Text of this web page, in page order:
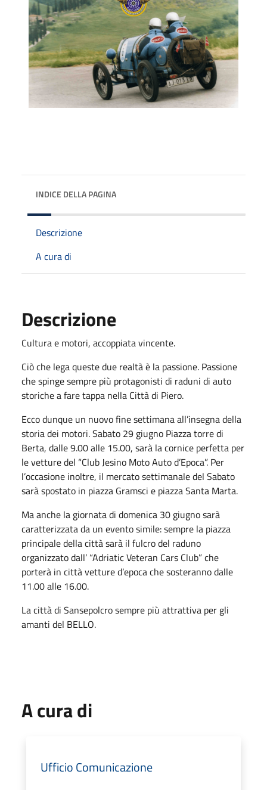
INDICE DELLA PAGINA
Descrizione
A cura di
Descrizione
Cultura e motori, accoppiata vincente.
Ciò che lega queste due realtà è la passione. Passione
che spinge sempre più protagonisti di raduni di auto
storiche a fare tappa nella Città di Piero.
Ecco dunque un nuovo fine settimana all’insegna della
storia dei motori. Sabato 29 giugno Piazza torre di
Berta, dalle 9.00 alle 15.00, sarà la cornice perfetta per
le vetture del “Club Jesino Moto Auto d’Epoca”. Per
l’occasione inoltre, il mercato settimanale del Sabato
sarà spostato in piazza Gramsci e piazza Santa Marta.
Ma anche la giornata di domenica 30 giugno sarà
caratterizzata da un evento simile: sempre la piazza
principale della città sarà il fulcro del raduno
organizzato dall’ “Adriatic Veteran Cars Club” che
porterà in città vetture d’epoca che sosteranno dalle
11.00 alle 16.00.
La città di Sansepolcro sempre più attrattiva per gli
amanti del BELLO.
A cura di
Ufficio Comunicazione